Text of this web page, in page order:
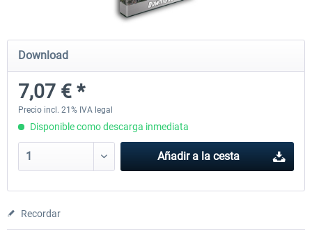
Mega Airport Frankfurt V2.0
30,45 € *
Mega Airport Berlin
Download
7,07 € *
Precio incl. 21% IVA legal
Disponible como descarga inmediata
Añadir a la cesta
Recordar